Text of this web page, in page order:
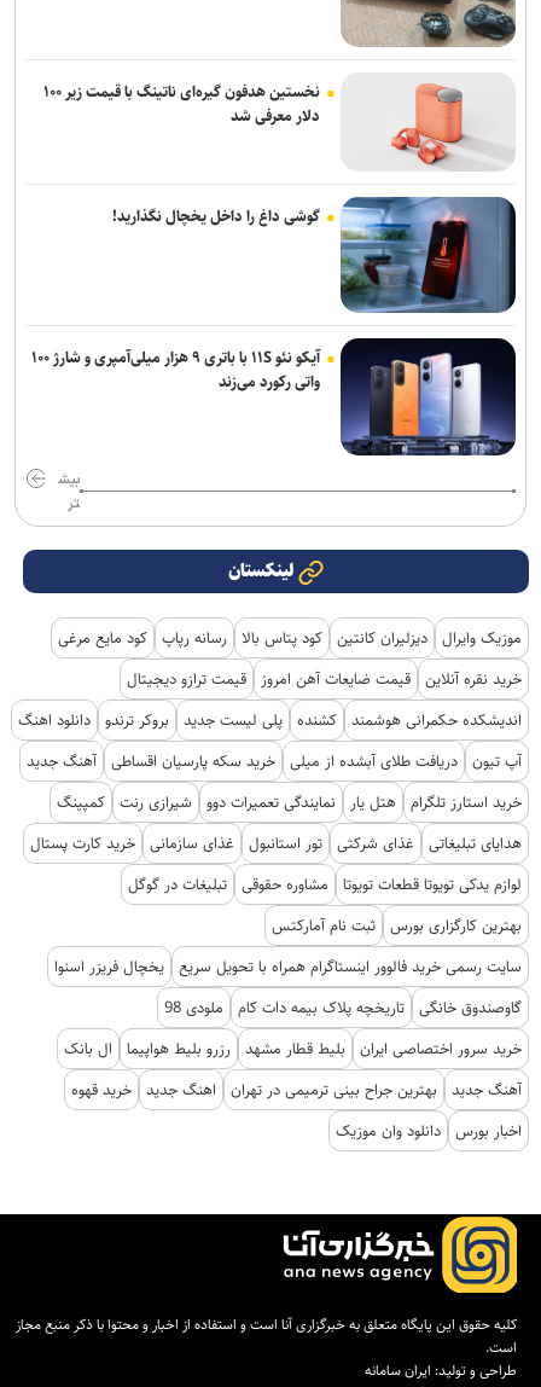
نخستین هدفون گیره‌ای ناتینگ با قیمت زیر ۱۰۰
دلار معرفی شد
گوشی داغ را داخل یخچال نگذارید!
آیکو نئو ۱۱S با باتری ۹ هزار میلی‌آمپری و شارژ ۱۰۰
واتی رکورد می‌زند
بیش
تر
لینکستان
موزیک وایرال دیزلیران کانتین کود پتاس بالا رسانه رپاپ کود مایع مرغی
خرید نقره آنلاین قیمت ضایعات آهن امروز
قیمت ترازو دیجیتال
اندیشکده حکمرانی هوشمند کشنده پلی لیست جدید بروکر ترندو دانلود اهنگ
آپ تیون دریافت طلای آبشده از میلی خرید سکه پارسیان اقساطی آهنگ جدید
خرید استارز تلگرام هتل یار نمایندگی تعمیرات دوو شیرازی رنت کمپینگ
هدایای تبلیغاتی
غذای شرکتی تور استانبول غذای سازمانی خرید کارت پستال
لوازم یدکی تویوتا قطعات تویوتا
مشاوره حقوقی تبلیغات در گوگل
بهترین کارگزاری بورس ثبت نام آمارکتس
سایت رسمی خرید فالوور اینستاگرام همراه با تحویل سریع یخچال فریزر اسنوا
گاوصندوق خانگی تاریخچه پلاک بیمه دات کام
ملودی 98
خرید سرور اختصاصی ایران
بلیط قطار مشهد رزرو بلیط هواپیما
ال بانک
آهنگ جدید
بهترین جراح بینی ترمیمی در تهران اهنگ جدید خرید قهوه
اخبار بورس دانلود وان موزیک
کلیه حقوق این پایگاه متعلق به خبرگزاری آنا است و استفاده از اخبار و محتوا با ذکر منبع مجاز
است.
طراحی و تولید: ایران سامانه